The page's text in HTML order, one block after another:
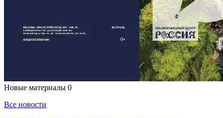
Новые материалы 0
Все новости